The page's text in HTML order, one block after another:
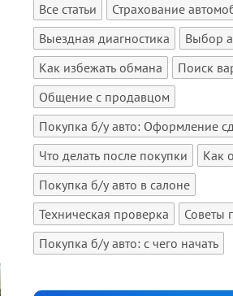
Все статьи
Страхование
Выездная диагностика
Выбор
Как избежать обмана
Поиск
Общение с продавцом
Покупка б/у авто: Оформление
Что делать после покупки
Как
Покупка б/у авто в салоне
Техническая проверка
Советы
Покупка б/у авто: с чего начать